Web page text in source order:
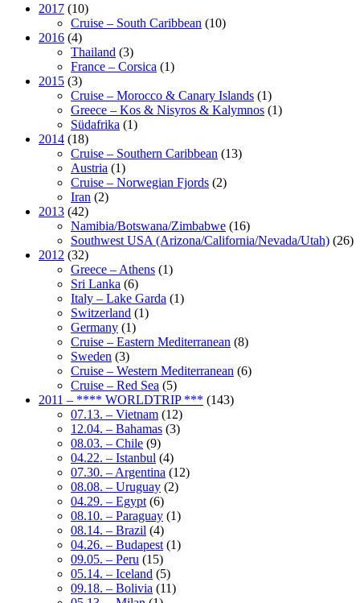
2017 (10)
Cruise – South Caribbean (10)
2016 (4)
Thailand (3)
France – Corsica (1)
2015 (3)
Cruise – Morocco & Canary Islands (1)
Greece – Kos & Nisyros & Kalymnos (1)
Südafrika (1)
2014 (18)
Cruise – Southern Caribbean (13)
Austria (1)
Cruise – Norwegian Fjords (2)
Iran (2)
2013 (42)
Namibia/Botswana/Zimbabwe (16)
Southwest USA (Arizona/California/Nevada/Utah) (26)
2012 (32)
Greece – Athens (1)
Sri Lanka (6)
Italy – Lake Garda (1)
Switzerland (1)
Germany (1)
Cruise – Eastern Mediterranean (8)
Sweden (3)
Cruise – Western Mediterranean (6)
Cruise – Red Sea (5)
2011 – **** WORLDTRIP *** (143)
07.13. – Vietnam (12)
12.04. – Bahamas (3)
08.03. – Chile (9)
04.22. – Istanbul (4)
07.30. – Argentina (12)
08.08. – Uruguay (2)
04.29. – Egypt (6)
08.10. – Paraguay (1)
08.14. – Brazil (4)
04.26. – Budapest (1)
09.05. – Peru (15)
05.14. – Iceland (5)
09.18. – Bolivia (11)